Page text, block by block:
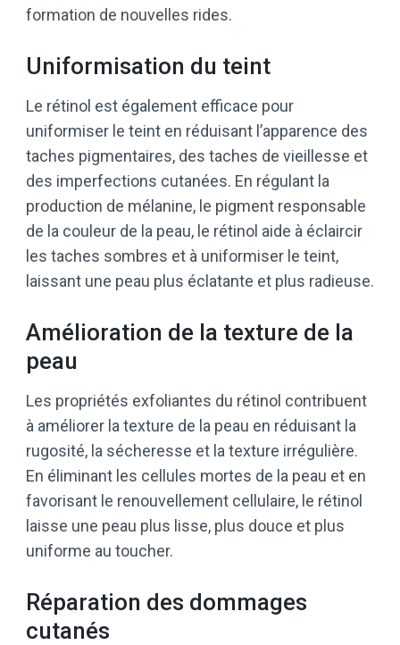
formation de nouvelles rides.
Uniformisation du teint
Le rétinol est également efficace pour
uniformiser le teint en réduisant l’apparence des
taches pigmentaires, des taches de vieillesse et
des imperfections cutanées. En régulant la
production de mélanine, le pigment responsable
de la couleur de la peau, le rétinol aide à éclaircir
les taches sombres et à uniformiser le teint,
laissant une peau plus éclatante et plus radieuse.
Amélioration de la texture de la
peau
Les propriétés exfoliantes du rétinol contribuent
à améliorer la texture de la peau en réduisant la
rugosité, la sécheresse et la texture irrégulière.
En éliminant les cellules mortes de la peau et en
favorisant le renouvellement cellulaire, le rétinol
laisse une peau plus lisse, plus douce et plus
uniforme au toucher.
Réparation des dommages
cutanés